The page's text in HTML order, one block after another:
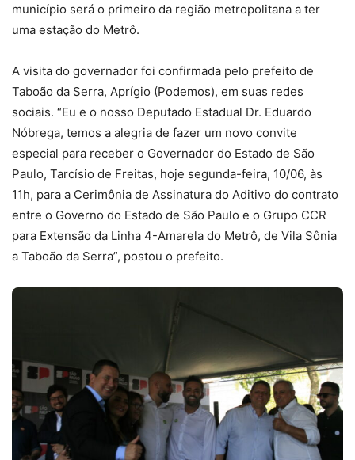
município será o primeiro da região metropolitana a ter
uma estação do Metrô.
A visita do governador foi confirmada pelo prefeito de
Taboão da Serra, Aprígio (Podemos), em suas redes
sociais. “Eu e o nosso Deputado Estadual Dr. Eduardo
Nóbrega, temos a alegria de fazer um novo convite
especial para receber o Governador do Estado de São
Paulo, Tarcísio de Freitas, hoje segunda-feira, 10/06, às
11h, para a Cerimônia de Assinatura do Aditivo do contrato
entre o Governo do Estado de São Paulo e o Grupo CCR
para Extensão da Linha 4-Amarela do Metrô, de Vila Sônia
a Taboão da Serra”, postou o prefeito.